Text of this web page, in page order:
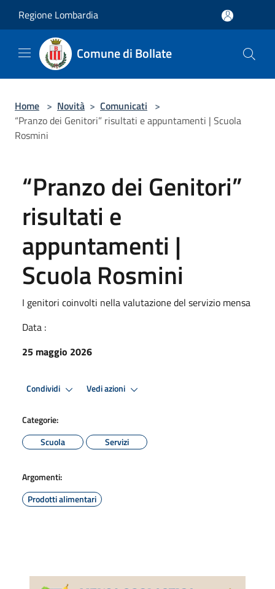
Regione Lombardia
Comune di Bollate
Home > Novità > Comunicati >
“Pranzo dei Genitori” risultati e appuntamenti | Scuola
Rosmini
“Pranzo dei Genitori”
risultati e
appuntamenti |
Scuola Rosmini
I genitori coinvolti nella valutazione del servizio mensa
Data :
25 maggio 2026
Condividi Vedi azioni
Categorie:
Scuola
Servizi
Argomenti:
Prodotti alimentari